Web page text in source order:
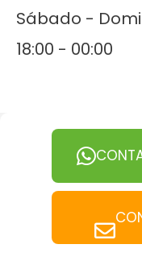
Sábado -
18:00 - 00:00